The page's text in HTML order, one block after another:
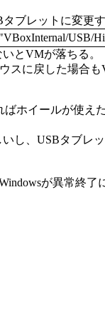
ブレットに変更す
USB/
とVMが落ちる。
スに戻した場合
ばホイールが使え
し、USBタブレ
が異常終